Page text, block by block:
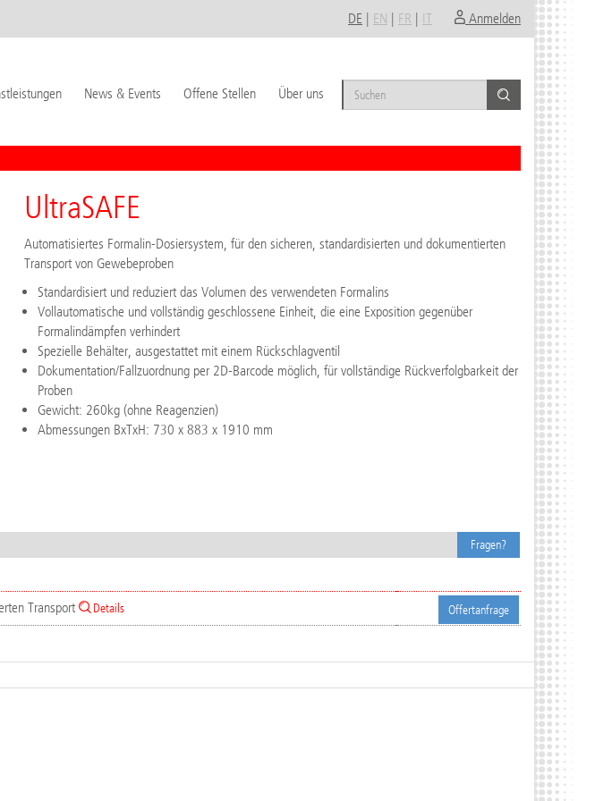
Anmelden
DE | EN | FR | IT
News & Events Offene Stellen Über uns
UltraSAFE
Automatisiertes Formalin-Dosiersystem, für den sicheren, standardisierten und dokumentierten
Transport von Gewebeproben
Standardisiert und reduziert das Volumen des verwendeten Formalins
Vollautomatische und vollständig geschlossene Einheit, die eine Exposition gegenüber
Formalindämpfen verhindert
Spezielle Behälter, ausgestattet mit einem Rückschlagventil
Dokumentation/Fallzuordnung per 2D-Barcode möglich, für vollständige Rückverfolgbarkeit der
Proben
Gewicht: 260kg (ohne Reagenzien)
Abmessungen BxTxH: 730 x 883 x 1910 mm
Fragen?
Transport Details Offertanfrage